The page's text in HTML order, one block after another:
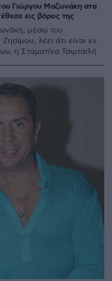
Γιώργου Μαζωνάκη στα
εις βάρος της
μέσω του
λέει ότι είναι εν
η Σταματίνα Τσιμτσιλή